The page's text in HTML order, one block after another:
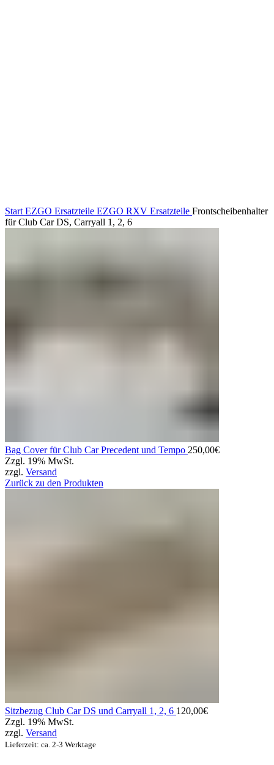
Start EZGO Ersatzteile EZGO RXV Ersatzteile Frontscheibenhalter
für Club Car DS, Carryall 1, 2, 6
Bag Cover für Club Car Precedent und Tempo 250,00€
Zzgl. 19% MwSt.
zzgl. Versand
Zurück zu den Produkten
Sitzbezug Club Car DS und Carryall 1, 2, 6 120,00€
Zzgl. 19% MwSt.
zzgl. Versand
Lieferzeit: ca. 2-3 Werktage